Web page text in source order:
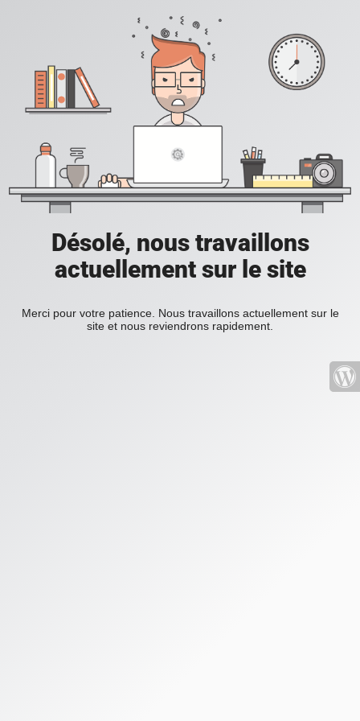
Désolé, nous travaillons
actuellement sur le site
Merci pour votre patience. Nous travaillons actuellement sur le
site et nous reviendrons rapidement.